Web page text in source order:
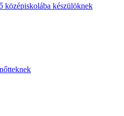
középiskolába készülöknek